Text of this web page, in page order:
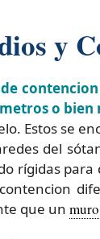
y
de
o bien
Estos se
del
rígidas
que un muro